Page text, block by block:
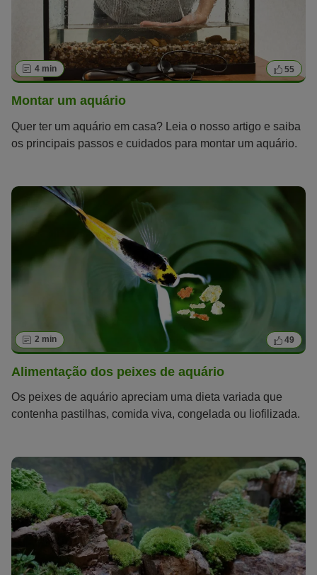
4 min 55
Montar um aquário
Quer ter um aquário em casa? Leia o nosso artigo e saiba
os principais passos e cuidados para montar um aquário.
2 min 49
Alimentação dos peixes de aquário
Os peixes de aquário apreciam uma dieta variada que
contenha pastilhas, comida viva, congelada ou liofilizada.